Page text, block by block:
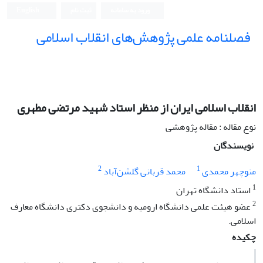
فصلنامه علمی پژوهش‌های انقلاب اسلامی
انقلاب اسلامی ایران از منظر استاد شهید مرتضی مطهری
نوع مقاله : مقاله پژوهشی
نویسندگان
منوچهر محمدی1 محمد قربانی گلشن‌آباد2
1 استاد دانشگاه تهران
2عضو هیئت علمی دانشگاه ارومیه و دانشجوی دکتری دانشگاه معارف
اسلامی.
چکیده